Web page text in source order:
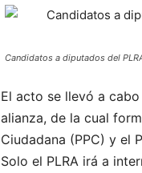
Candidatos a diputados del
El acto se llevó a
alianza, de la cual
Ciudadana (PPC) y el
Solo el PLRA irá a